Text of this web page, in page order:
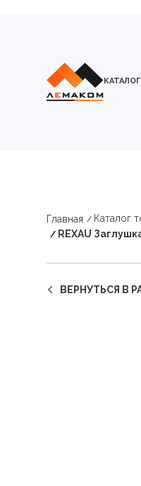
КАТАЛОГ
Главная Каталог
REXAU
ВЕРНУТЬСЯ В